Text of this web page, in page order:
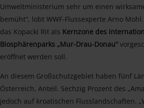
Umweltministerium sehr um einen
bemüht“, lobt WWF-Flussexperte Arno
das Kopacki Rit als Kernzone des
Biosphärenparks „Mur-Drau-Donau“
eröffnet werden soll.
An diesem Großschutzgebiet haben fünf
Österreich, Anteil. Sechzig Prozent des
jedoch auf kroatischen Flusslandschaften.